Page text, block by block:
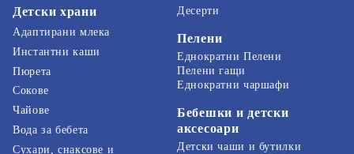
Детски храни
Адаптирани млека
Инстантни каши
Пюрета
Сокове
Чайове
Вода за бебета
Сухари, снаксове и
Десерти
Пелени
Еднократни Пелени
Пелени гащи
Еднократни чаршафи
Бебешки и детски
аксесоари
Детски чаши и бутилки